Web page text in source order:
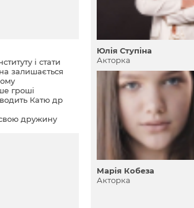
і стати
залишається
гроші
Катю др
свою дружину
Юлія Ступіна
Акторка
Марія Кобеза
Акторка